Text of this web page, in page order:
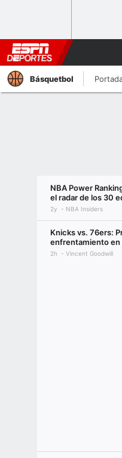
Básquetbol
NBA Power
el radar de los 30
2y NBA Insiders
Knicks vs. 76ers:
enfrentamiento
2h Vincent Goodwill